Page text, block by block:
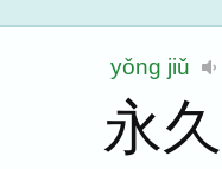
yǒng jiǔ
永久